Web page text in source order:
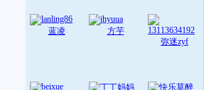
蓝凌
方芋
弥迷zyf